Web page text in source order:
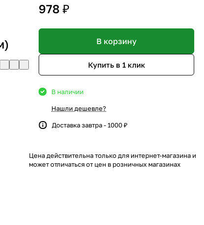
978 ₽
В корзину
Купить в 1 клик
В наличии
Нашли дешевле?
Доставка завтра - 1000 ₽
Цена действительна только для интернет-магазина и
может отличаться от цен в розничных магазинах